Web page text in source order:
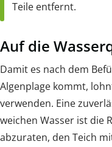
Teile entfernt.
Auf die
Damit es nach dem
Algenplage kommt,
verwenden. Eine
weichen Wasser ist die
abzuraten, den Teich